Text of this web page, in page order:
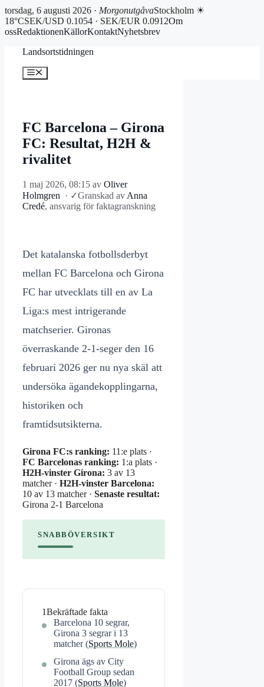
torsdag, 6 augusti 2026 · MorgonutgåvaStockholm ☀
18°CSEK/USD 0.1054 · SEK/EUR 0.0912Om
ossRedaktionenKällorKontaktNyhetsbrev
Landsortstidningen
Meny
FC Barcelona – Girona
FC: Resultat, H2H &
rivalitet
1 maj 2026, 08:15 av Oliver
Holmgren
· ✓Granskad av Anna
Credé, ansvarig för faktagranskning
Det katalanska fotbollsderbyt
mellan FC Barcelona och Girona
FC har utvecklats till en av La
Liga:s mest intrigerande
matchserier. Gironas
överraskande 2-1-seger den 16
februari 2026 ger nu nya skäl att
undersöka ägandekopplingarna,
historiken och
framtidsutsikterna.
Girona FC:s ranking: 11:e plats ·
FC Barcelonas ranking: 1:a plats ·
H2H-vinster Girona: 3 av 13
matcher · H2H-vinster Barcelona:
10 av 13 matcher · Senaste resultat:
Girona 2-1 Barcelona
SNABBÖVERSIKT
1Bekräftade fakta
Barcelona 10 segrar,
Girona 3 segrar i 13
matcher (Sports Mole)
Girona ägs av City
Football Group sedan
2017 (Sports Mole)